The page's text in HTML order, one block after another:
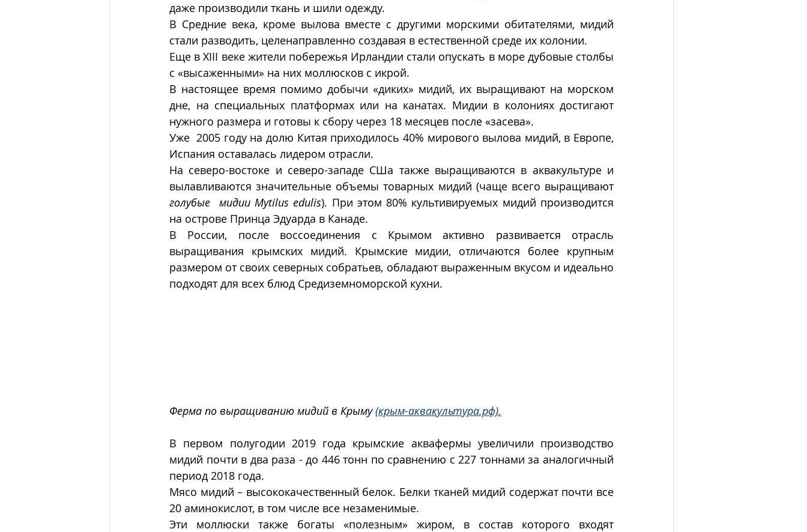
даже производили ткань и шили одежду.
В Средние века, кроме вылова вместе с другими морскими обитателями, мидий
стали разводить, целенаправленно создавая в естественной среде их колонии.
Еще в XIII веке жители побережья Ирландии стали опускать в море дубовые столбы
с «высаженными» на них моллюсков с икрой.
В настоящее время помимо добычи «диких» мидий, их выращивают на морском
дне, на специальных платформах или на канатах. Мидии в колониях достигают
нужного размера и готовы к сбору через 18 месяцев после «засева».
Уже  2005 году на долю Китая приходилось 40% мирового вылова мидий, в Европе,
Испания оставалась лидером отрасли.
На северо-востоке и северо-западе СШа также выращиваются в аквакультуре и
голубые  мидии Mytilus edulis). При этом 80% культивируемых мидий производится
на острове Принца Эдуарда в Канаде.
В России, после воссоединения с Крымом активно развивается отрасль
выращивания крымских мидий. Крымские мидии, отличаются более крупным
размером от своих северных собратьев, обладают выраженным вкусом и идеально
подходят для всех блюд Средиземноморской кухни.
Ферма по выращиванию мидий в Крыму (крым-аквакультура.рф).
В первом полугодии 2019 года крымские аквафермы увеличили производство
мидий почти в два раза - до 446 тонн по сравнению с 227 тоннами за аналогичный
период 2018 года.
Мясо мидий – высококачественный белок. Белки тканей мидий содержат почти все
20 аминокислот, в том числе все незаменимые.
Эти моллюски также богаты «полезным» жиром, в состав которого входят